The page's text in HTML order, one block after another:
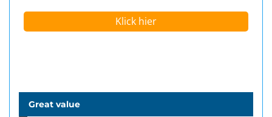
Klick hier
Great value